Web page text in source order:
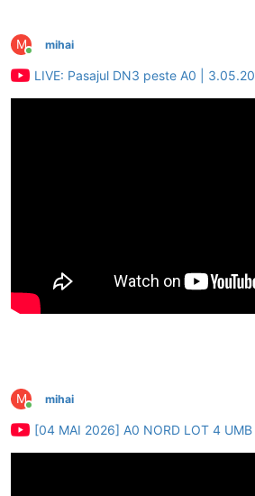
M
Conectat
mihai
LIVE: Pasajul DN3 peste A0 |
M
Conectat
mihai
[04 MAI 2026] A0 NORD LOT 4 UMB